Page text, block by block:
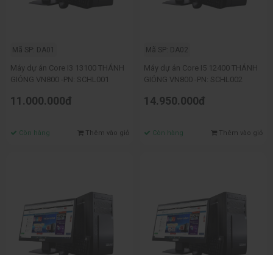
Mã SP: DA01
Máy dự án Core I3 13100 THÁNH
GIÓNG VN800 -PN: SCHL001
11.000.000đ
Còn hàng Thêm vào giỏ
Mã SP: DA02
Máy dự án Core I5 12400 THÁNH
GIÓNG VN800 -PN: SCHL002
14.950.000đ
Còn hàng Thêm vào giỏ